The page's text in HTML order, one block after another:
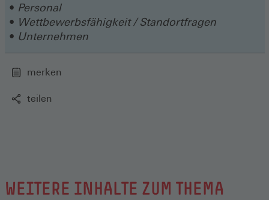
Personal
Wettbewerbsfähigkeit / Standortfragen
Unternehmen
merken
teilen
WEITERE INHALTE ZUM THEMA